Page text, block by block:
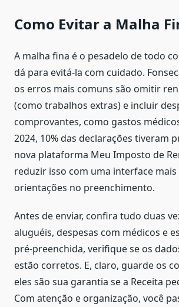
Como Evitar a Malha
A malha fina é o pesadelo de todo
dá para evitá-la com cuidado.
os erros mais comuns são omitir
(como trabalhos extras) e incluir
comprovantes, como gastos
2024, 10% das declarações tiveram
nova plataforma Meu Imposto de
reduzir isso com uma interface mais
orientações no preenchimento.
Antes de enviar, confira tudo duas
aluguéis, despesas com médicos e
pré-preenchida, verifique se os
estão corretos. E, claro, guarde os
eles são sua garantia se a Receita
Com atenção e organização, você